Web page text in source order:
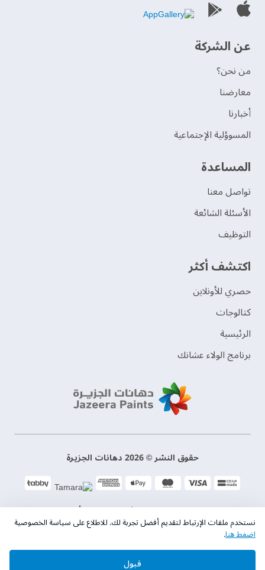
عن الشركة
من نحن؟
‫معارضنا‬
‫أخبارنا‬
المسوؤلية الإجتماعية
‫المساعدة‬
تواصل معنا
الأسئلة الشائعة
التوظيف
اكتشف أكثر
حصري للأونلاين
‫كتالوجات‬
الرئيسية
برنامج الولاء عشانك
حقوق النشر © 2026 دهانات الجزيرة
سياسة الخصوصية الشروط و الأحكام
السجل التجاري. 101046780
نستخدم ملفات الإرتباط لتقديم أفضل تجربة لك. للاطلاع على سياسة الخصوصية
اضغط هنا.
قبول